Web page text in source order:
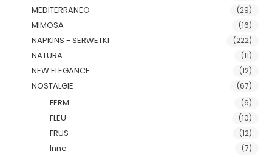
MEDITERRANEO (29)
MIMOSA (16)
NAPKINS - SERWETKI (222)
NATURA (11)
NEW ELEGANCE (12)
NOSTALGIE (67)
FERM (6)
FLEU (10)
FRUS (12)
Inne (7)